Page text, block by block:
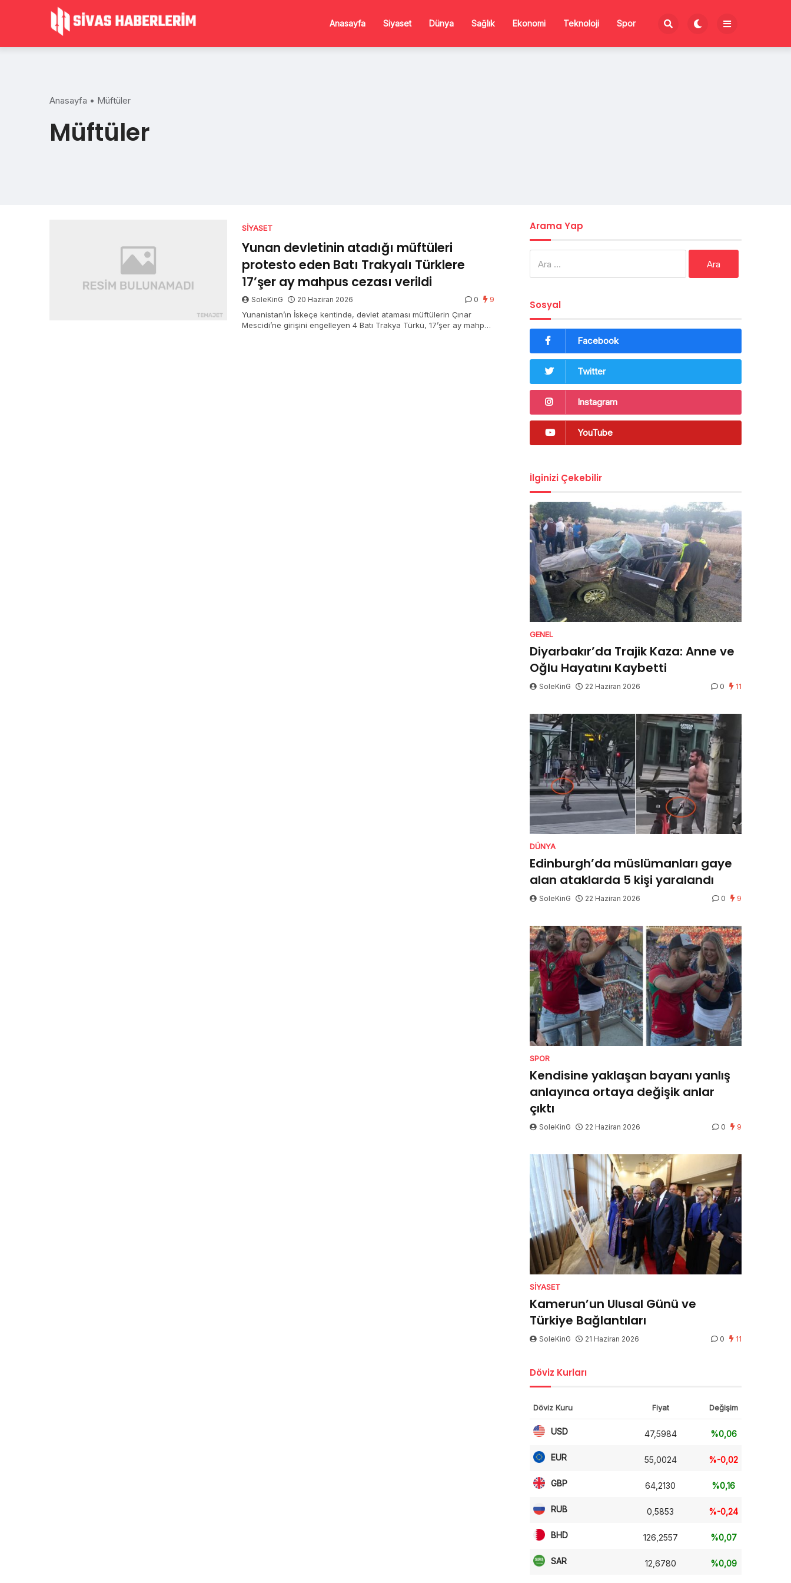
Anasayfa Siyaset Dünya Sağlık Ekonomi Teknoloji Spor
Anasayfa • Müftüler
Müftüler
SIYASET
Yunan devletinin atadığı müftüleri
protesto eden Batı Trakyalı Türklere
17’şer ay mahpus cezası verildi
SoleKinG 20 Haziran 2026 0 9
Yunanistan’ın İskeçe kentinde, devlet ataması müftülerin Çınar
Mescidi’ne girişini engelleyen 4 Batı Trakya Türkü, 17’şer ay mahpus
Arama Yap
Sosyal
Facebook
Twitter
Instagram
YouTube
İlginizi Çekebilir
GENEL
Diyarbakır’da Trajik Kaza: Anne ve
Oğlu Hayatını Kaybetti
SoleKinG 22 Haziran 2026 0 11
DÜNYA
Edinburgh’da müslümanları gaye
alan ataklarda 5 kişi yaralandı
SoleKinG 22 Haziran 2026 0 9
SPOR
Kendisine yaklaşan bayanı yanlış
anlayınca ortaya değişik anlar
çıktı
SoleKinG 22 Haziran 2026 0 9
SIYASET
Kamerun’un Ulusal Günü ve
Türkiye Bağlantıları
SoleKinG 21 Haziran 2026 0 11
Döviz Kurları
Döviz Kuru Fiyat Değişim
USD 47,5984 %0,06
EUR 55,0024 %-0,02
GBP 64,2130 %0,16
RUB 0,5853 %-0,24
BHD 126,2557 %0,07
SAR 12,6780 %0,09